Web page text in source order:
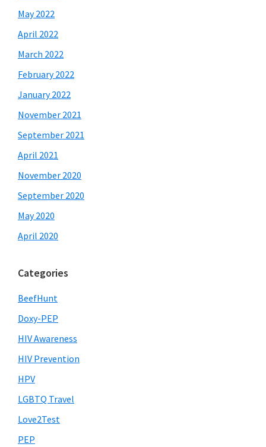
May 2022
April 2022
March 2022
February 2022
January 2022
November 2021
September 2021
April 2021
November 2020
September 2020
May 2020
April 2020
Categories
BeefHunt
Doxy-PEP
HIV Awareness
HIV Prevention
HPV
LGBTQ Travel
Love2Test
PEP